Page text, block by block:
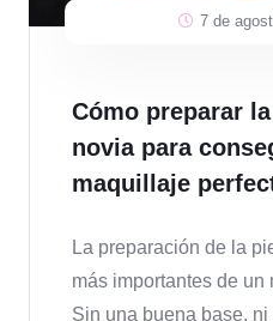
7 de
Cómo preparar
novia para
maquillaje
La preparación de la
más importantes de
Sin una buena base,